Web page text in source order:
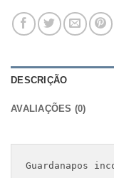
DESCRIÇÃO
AVALIAÇÕES (0)
Guardanapos